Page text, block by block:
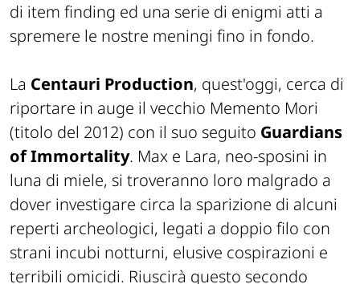
di item finding ed una serie di enigmi atti a
spremere le nostre meningi fino in fondo.
La Centauri Production, quest'oggi, cerca di
riportare in auge il vecchio Memento Mori
(titolo del 2012) con il suo seguito Guardians
of Immortality. Max e Lara, neo-sposini in
luna di miele, si troveranno loro malgrado a
dover investigare circa la sparizione di alcuni
reperti archeologici, legati a doppio filo con
strani incubi notturni, elusive cospirazioni e
terribili omicidi. Riuscirà questo secondo